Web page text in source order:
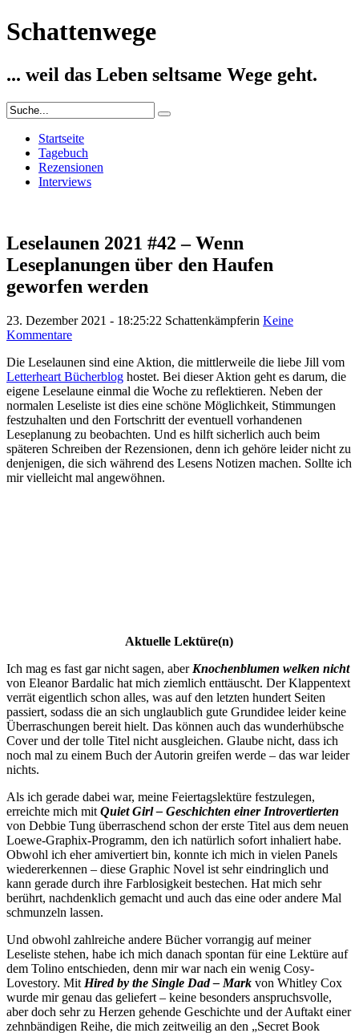
Schattenwege
... weil das Leben seltsame Wege geht.
Startseite
Tagebuch
Rezensionen
Interviews
Leselaunen 2021 #42 – Wenn
Leseplanungen über den Haufen
geworfen werden
23. Dezember 2021 - 18:25:22 Schattenkämpferin Keine
Kommentare
Die Leselaunen sind eine Aktion, die mittlerweile die liebe Jill vom
Letterheart Bücherblog hostet. Bei dieser Aktion geht es darum, die
eigene Leselaune einmal die Woche zu reflektieren. Neben der
normalen Leseliste ist dies eine schöne Möglichkeit, Stimmungen
festzuhalten und den Fortschritt der eventuell vorhandenen
Leseplanung zu beobachten. Und es hilft sicherlich auch beim
späteren Schreiben der Rezensionen, denn ich gehöre leider nicht zu
denjenigen, die sich während des Lesens Notizen machen. Sollte ich
mir vielleicht mal angewöhnen.
Aktuelle Lektüre(n)
Ich mag es fast gar nicht sagen, aber Knochenblumen welken nicht
von Eleanor Bardalic hat mich ziemlich enttäuscht. Der Klappentext
verrät eigentlich schon alles, was auf den letzten hundert Seiten
passiert, sodass die an sich unglaublich gute Grundidee leider keine
Überraschungen bereit hielt. Das können auch das wunderhübsche
Cover und der tolle Titel nicht ausgleichen. Glaube nicht, dass ich
noch mal zu einem Buch der Autorin greifen werde – das war leider
nichts.
Als ich gerade dabei war, meine Feiertagslektüre festzulegen,
erreichte mich mit Quiet Girl – Geschichten einer Introvertierten
von Debbie Tung überraschend schon der erste Titel aus dem neuen
Loewe-Graphix-Programm, den ich natürlich sofort inhaliert habe.
Obwohl ich eher amivertiert bin, konnte ich mich in vielen Panels
wiedererkennen – diese Graphic Novel ist sehr eindringlich und
kann gerade durch ihre Farblosigkeit bestechen. Hat mich sehr
berührt, nachdenklich gemacht und auch das eine oder andere Mal
schmunzeln lassen.
Und obwohl zahlreiche andere Bücher vorrangig auf meiner
Leseliste stehen, habe ich mich danach spontan für eine Lektüre auf
dem Tolino entschieden, denn mir war nach ein wenig Cosy-
Lovestory. Mit Hired by the Single Dad – Mark von Whitley Cox
wurde mir genau das geliefert – keine besonders anspruchsvolle,
aber doch sehr zu Herzen gehende Geschichte und der Auftakt einer
zehnbändigen Reihe, die mich zeitweilig an den „Secret Book